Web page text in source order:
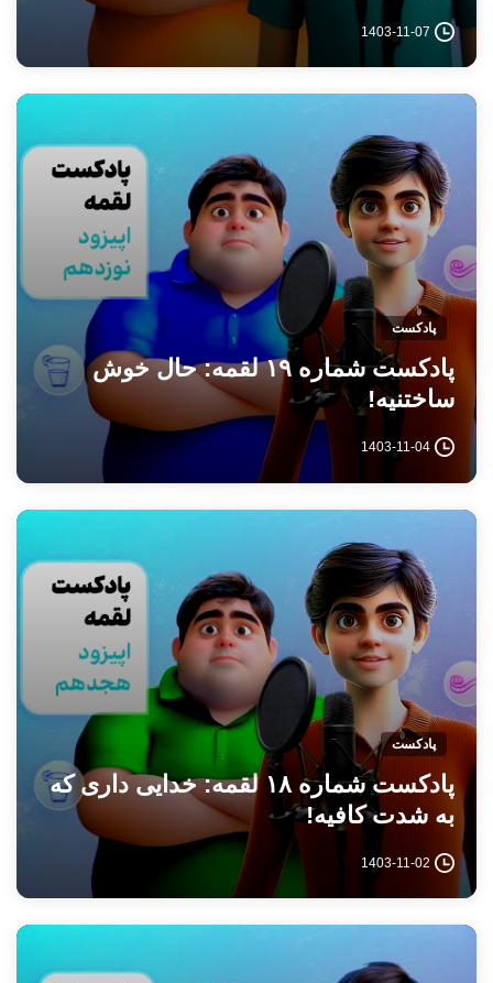
1403-11-07
پادکست
پادکست شماره ۱۹ لقمه: حال خوش
ساختنیه!
1403-11-04
پادکست
پادکست شماره ۱۸ لقمه: خدایی داری که
به شدت کافیه!
1403-11-02